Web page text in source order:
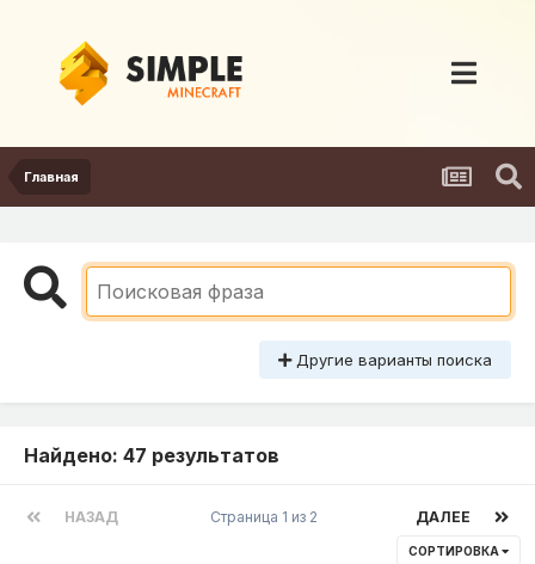
Главная
Другие варианты поиска
Найдено: 47 результатов
НАЗАД ДАЛЕЕ
Страница 1 из 2
СОРТИРОВКА